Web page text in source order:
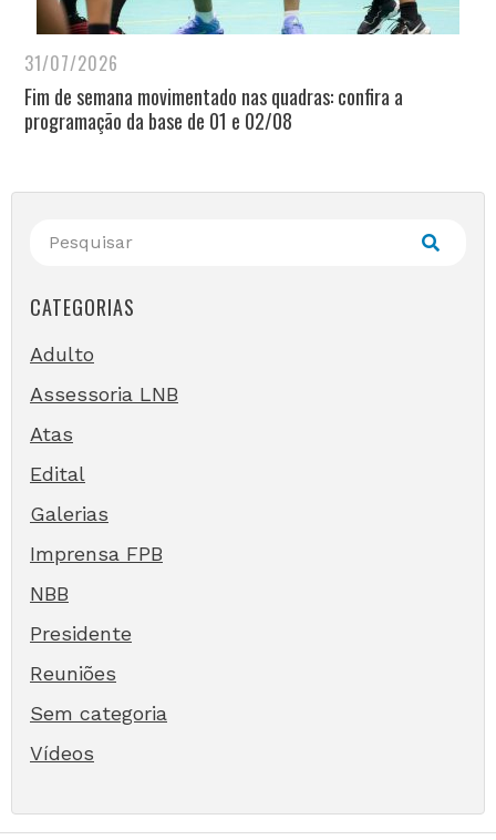
31/07/2026
Fim de semana movimentado nas quadras: confira a
programação da base de 01 e 02/08
CATEGORIAS
Adulto
Assessoria LNB
Atas
Edital
Galerias
Imprensa FPB
NBB
Presidente
Reuniões
Sem categoria
Vídeos